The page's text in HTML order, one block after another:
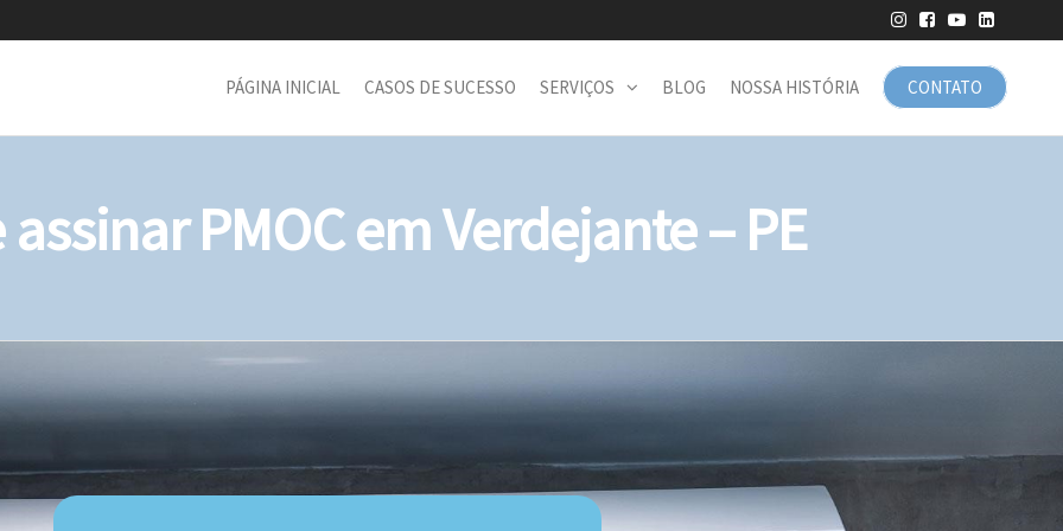
CONTATO
PÁGINA INICIAL CASOS DE SUCESSO SERVIÇOS BLOG NOSSA HISTÓRIA
PMOC em Verdejante – PE